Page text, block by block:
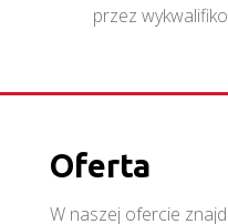
przez
Oferta
W naszej ofercie